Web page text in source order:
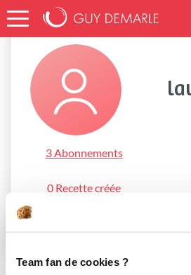
Team fan de cookies ?
Accueil laureu_4f4b
3 Abonnements
0 Recette créée